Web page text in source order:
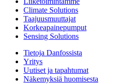
Climate Solutions
Taajuusmuuttajat
Korkeapainepumput
Sensing Solutions
Tietoja Danfossista
Yritys
Uutiset ja tapahtumat
Näkemyksiä huomisesta